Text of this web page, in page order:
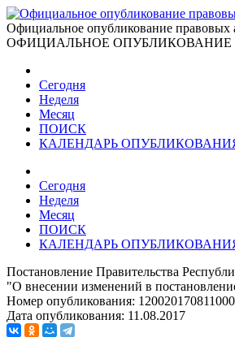
Официальное опубликование правовых
ОФИЦИАЛЬНОЕ ОПУБЛИКОВАНИЕ
Сегодня
Неделя
Месяц
ПОИСК
КАЛЕНДАРЬ
Сегодня
Неделя
Месяц
ПОИСК
КАЛЕНДАРЬ
Постановление Правительства
"О внесении изменений в
Номер опубликования:
Дата опубликования: 11.08.2017